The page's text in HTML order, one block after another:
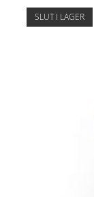
SLUT I LAGER